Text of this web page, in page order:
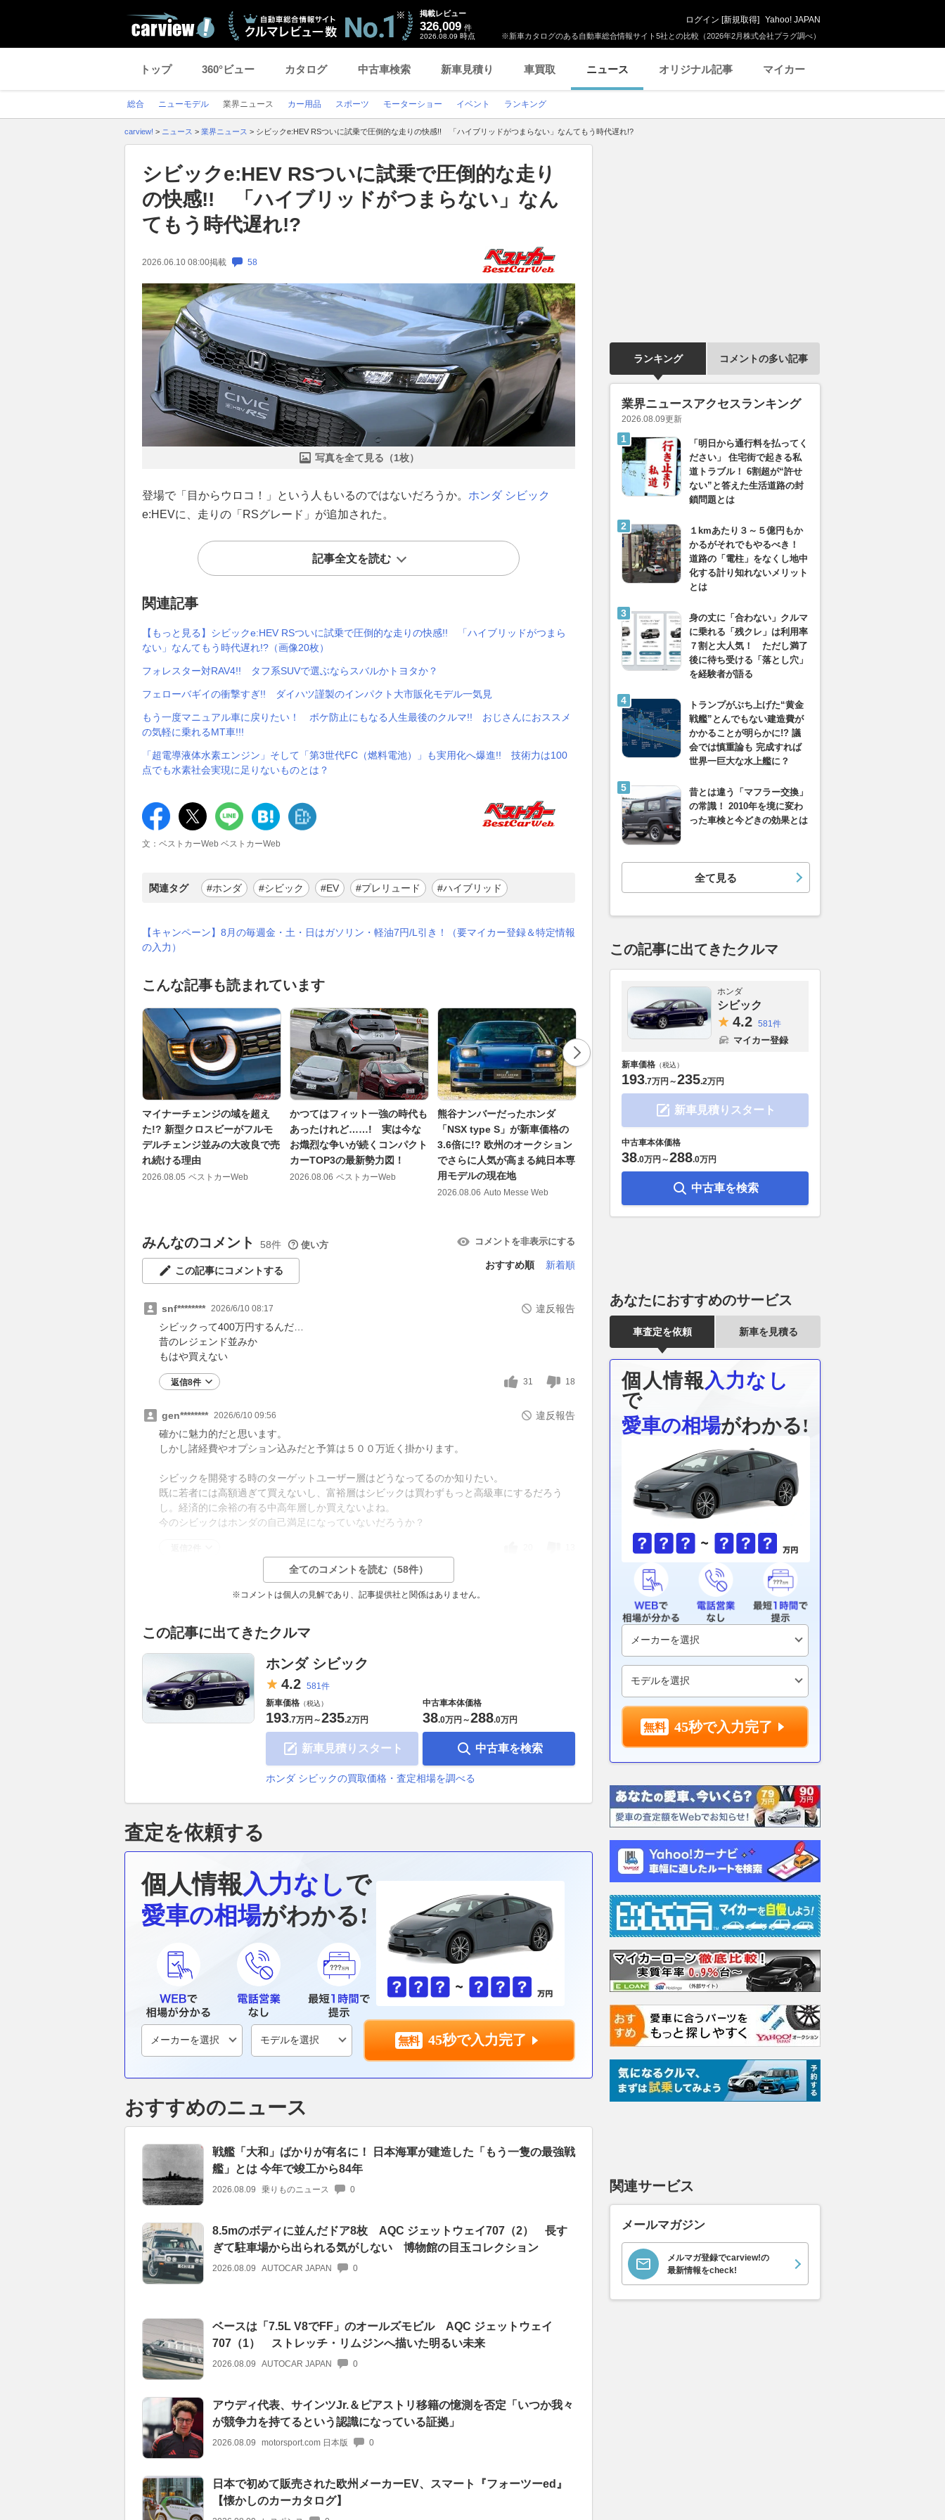
※新車カタログのある自動車総合情報サイト5社との比較（2026年2月株式会社プラグ調べ）
掲載レビュー
326,009 件
2026.08.09 時点
ログイン [新規取得] Yahoo! JAPAN
トップ 360°ビュー カタログ 中古車検索 新車見積り 車買取 ニュース オリジナル記事 マイカー
総合 ニューモデル 業界ニュース カー用品 スポーツ モーターショー イベント ランキング
carview! > ニュース > 業界ニュース > シビックe:HEV RSついに試乗で圧倒的な走りの快感!! 「ハイブリッドがつまらない」なんてもう時代遅れ!?
シビックe:HEV RSついに試乗で圧倒的な走り
の快感!! 「ハイブリッドがつまらない」なん
てもう時代遅れ!?
2026.06.10 08:00掲載 58
写真を全て見る（1枚）
登場で「目からウロコ！」という人もいるのではないだろうか。 ホンダ シビック
e:HEVに、走りの「RSグレード」が追加された。
記事全文を読む
関連記事
【もっと見る】シビックe:HEV RSついに試乗で圧倒的な走りの快感!! 「ハイブリッドがつまら
ない」なんてもう時代遅れ!?（画像20枚）
フォレスター対RAV4!! タフ系SUVで選ぶならスバルかトヨタか？
フェローバギイの衝撃すぎ!! ダイハツ謹製のインパクト大市販化モデル一気見
もう一度マニュアル車に戻りたい！ ボケ防止にもなる人生最後のクルマ!! おじさんにおススメ
の気軽に乗れるMT車!!!
「超電導液体水素エンジン」そして「第3世代FC（燃料電池）」も実用化へ爆進!! 技術力は100
点でも水素社会実現に足りないものとは？
文：ベストカーWeb ベストカーWeb
関連タグ #ホンダ #シビック #EV #プレリュード #ハイブリッド
【キャンペーン】8月の毎週金・土・日はガソリン・軽油7円/L引き！（要マイカー登録＆特定情報
の入力）
こんな記事も読まれています
マイナーチェンジの域を超え
た!? 新型クロスビーがフルモ
デルチェンジ並みの大改良で売
れ続ける理由
2026.08.05 ベストカーWeb
かつてはフィット一強の時代も
あったけれど……! 実は今な
お熾烈な争いが続くコンパクト
カーTOP3の最新勢力図！
2026.08.06 ベストカーWeb
熊谷ナンバーだったホンダ
「NSX type S」が新車価格の
3.6倍に!? 欧州のオークション
でさらに人気が高まる純日本専
用モデルの現在地
2026.08.06 Auto Messe Web
IXOとのコラボで限定999台を
生産。JDMカスタムを忠実に再
現した「R34 Special」の姿
2026.08.09 Auto Messe Web
新型「パジェロ」に続報！ ラ
ダーフレーム×S-AWCで本格
くるくら
みんなのコメント 58件 使い方 コメントを非表示にする
この記事にコメントする
おすすめ順 新着順
snf******** 2026/6/10 08:17
違反報告
シビックって400万円するんだ…
昔のレジェンド並みか
もはや買えない
返信8件 31 18
gen******** 2026/6/10 09:56
違反報告
確かに魅力的だと思います。
しかし諸経費やオプション込みだと予算は５００万近く掛かります。
シビックを開発する時のターゲットユーザー層はどうなってるのか知りたい。
既に若者には高額過ぎて買えないし、富裕層はシビックは買わずもっと高級車にするだろう
し。経済的に余裕の有る中高年層しか買えないよね。
今のシビックはホンダの自己満足になっていないだろうか？
全てのコメントを読む（58件）
※コメントは個人の見解であり、記事提供社と関係はありません。
この記事に出てきたクルマ
ホンダ シビック
4.2 581件
新車価格 （税込）
193.7万円 ～235.2万円
新車見積りスタート
中古車本体価格
38.0万円 ～288.0万円
中古車を検索
ホンダ シビックの買取価格・査定相場を調べる
査定を依頼する
個人情報入力なしで
愛車の相場がわかる!
45秒で入力完了
おすすめのニュース
戦艦「大和」ばかりが有名に！ 日本海軍が建造した「もう一隻の最強戦
艦」とは 今年で竣工から84年
2026.08.09 乗りものニュース 0
8.5mのボディに並んだドア8枚 AQC ジェットウェイ707（2） 長す
ぎて駐車場から出られる気がしない 博物館の目玉コレクション
2026.08.09 AUTOCAR JAPAN 0
ベースは「7.5L V8でFF」のオールズモビル AQC ジェットウェイ
707（1） ストレッチ・リムジンへ描いた明るい未来
2026.08.09 AUTOCAR JAPAN 0
アウディ代表、サインツJr.＆ピアストリ移籍の憶測を否定「いつか我々
が競争力を持てるという認識になっている証拠」
2026.08.09 motorsport.com 日本版 0
日本で初めて販売された欧州メーカーEV、スマート『フォーツーed』
【懐かしのカーカタログ】
ランキング コメントの多い記事
業界ニュースアクセスランキング
2026.08.09更新
「明日から通行料を払ってく
ださい」 住宅街で起きる私
道トラブル！ 6割超が“許せ
ない”と答えた生活道路の封
鎖問題とは
１kmあたり３～５億円もか
かるがそれでもやるべき！
道路の「電柱」をなくし地中
化する計り知れないメリット
とは
身の丈に「合わない」クルマ
に乗れる「残クレ」は利用率
７割と大人気！ ただし満了
後に待ち受ける「落とし穴」
を経験者が語る
トランプがぶち上げた“黄金
戦艦”とんでもない建造費が
かかることが明らかに!? 議
会では慎重論も 完成すれば
世界一巨大な水上艦に？
昔とは違う「マフラー交換」
の常識！ 2010年を境に変わ
った車検と今どきの効果とは
全て見る
この記事に出てきたクルマ
ホンダ
シビック
4.2 581件
マイカー登録
新車価格 （税込）
193.7万円 ～235.2万円
新車見積りスタート
中古車本体価格
38.0万円 ～288.0万円
中古車を検索
あなたにおすすめのサービス
車査定を依頼 新車を見積る
個人情報 入力なし
で
愛車の相場がわかる!
45秒で入力完了
関連サービス
メールマガジン
メルマガ登録でcarview!の
最新情報をcheck!